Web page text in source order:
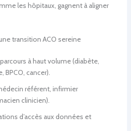
les hôpitaux, gagnent à aligner
transition ACO sereine
à haut volume (diabète,
BPCO, cancer).
référent, infirmier
clinicien).
d’accès aux données et